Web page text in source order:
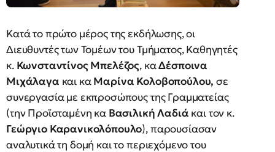
Κατά το πρώτο μέρος της εκδήλωσης, οι
Διευθυντές των Τομέων του Τμήματος, Καθηγητές
κ. Κωνσταντίνος Μπελέζος, καΔέσποινα
Μιχάλαγα και καΜαρίνα Κολοβοπούλου, σε
συνεργασία με εκπροσώπους της Γραμματείας
(την Προϊσταμένη κα Βασιλική Λαδιά και τον κ.
Γεώργιο Καρανικολόπουλο), παρουσίασαν
αναλυτικά τη δομή και το περιεχόμενο του